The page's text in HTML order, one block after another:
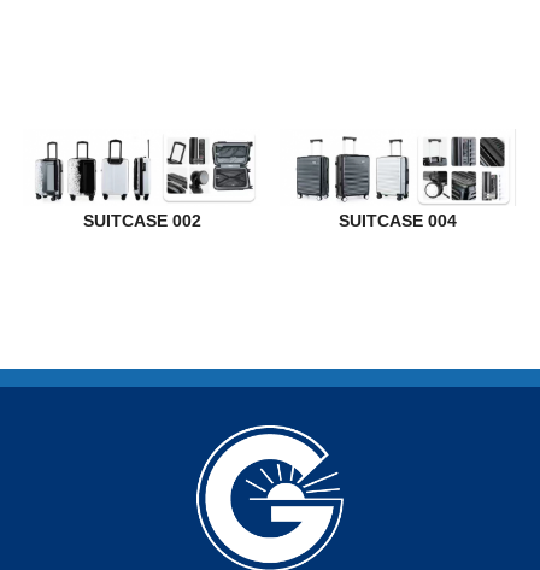
SUITCASE 002 SUITCASE 004